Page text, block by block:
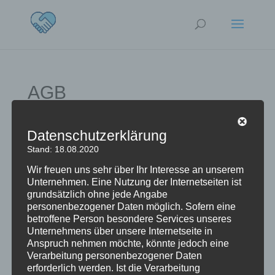
AGB
Neueste Beiträge
Schmerzfrei-Podcast Episode 17 – Mindzmove
Schmerzfrei-Podcast Episode 16 – Augenschmerzen
Schmerzfrei-Podcast Episode 15 – Das Zwerchfell
macht Schmerzen!?
Schmerzfrei-Podcast Episode 14 – Fußschmerzen
Datenschutzerklärung
Stand: 18.08.2020
Wir freuen uns sehr über Ihr Interesse an unserem
Unternehmen. Eine Nutzung der Internetseiten ist
grundsätzlich ohne jede Angabe
personenbezogener Daten möglich. Sofern eine
betroffene Person besondere Services unseres
Unternehmens über unsere Internetseite in
Anspruch nehmen möchte, könnte jedoch eine
Verarbeitung personenbezogener Daten
erforderlich werden. Ist die Verarbeitung